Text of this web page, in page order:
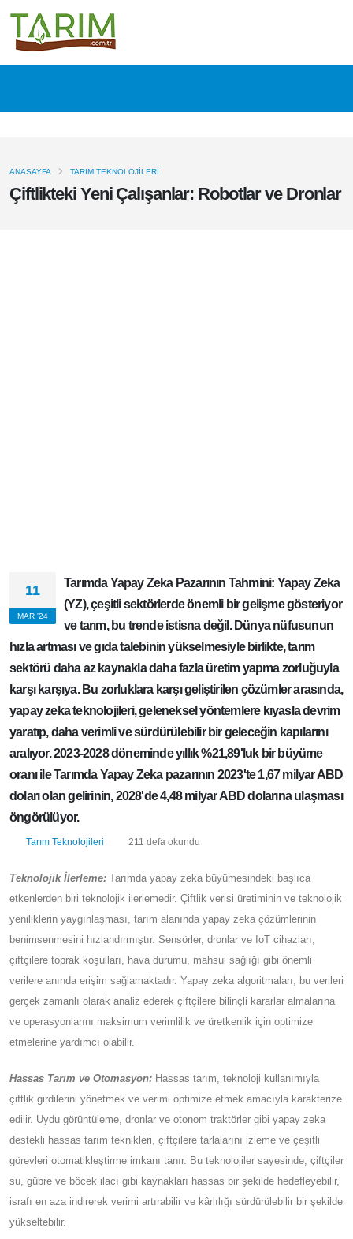
Çiftlikteki Yeni Çalışanlar: Robotlar ve
ANASAYFA TARIM TEKNOLOJILERI
11
MAR '24
Tarımda Yapay Zeka Pazarının Tahmini: Yapay
Zeka (YZ), çeşitli sektörlerde önemli bir gelişme
gösteriyor ve tarım, bu trende istisna değil.
Dünya nüfusunun hızla artması ve gıda talebinin
yükselmesiyle birlikte, tarım sektörü daha az kaynakla
daha fazla üretim yapma zorluğuyla karşı karşıya. Bu
zorluklara karşı geliştirilen çözümler arasında, yapay
zeka teknolojileri, geleneksel yöntemlere kıyasla devrim
yaratıp, daha verimli ve sürdürülebilir bir geleceğin
kapılarını aralıyor. 2023-2028 döneminde yıllık %21,89'luk
bir büyüme oranı ile Tarımda Yapay Zeka pazarının
2023'te 1,67 milyar ABD doları olan gelirinin, 2028'de 4,48
Tarım Teknolojileri 211 defa okundu
Teknolojik İlerleme:Tarımda yapay zeka büyümesindeki başlıca
etkenlerden biri teknolojik ilerlemedir. Çiftlik verisi üretiminin ve
teknolojik yeniliklerin yaygınlaşması, tarım alanında yapay zeka
çözümlerinin benimsenmesini hızlandırmıştır. Sensörler, dronlar
ve IoT cihazları, çiftçilere toprak koşulları, hava durumu, mahsul
sağlığı gibi önemli verilere anında erişim sağlamaktadır. Yapay
zeka algoritmaları, bu verileri gerçek zamanlı olarak analiz
maksimum verimlilik ve üretkenlik için optimize etmelerine
yardımcı olabilir.
Hassas Tarım ve Otomasyon:Hassas tarım, teknoloji
kullanımıyla çiftlik girdilerini yönetmek ve verimi optimize etmek
amacıyla karakterize edilir. Uydu görüntüleme, dronlar ve
otonom traktörler gibi yapay zeka destekli hassas tarım
teknikleri, çiftçilere tarlalarını izleme ve çeşitli görevleri